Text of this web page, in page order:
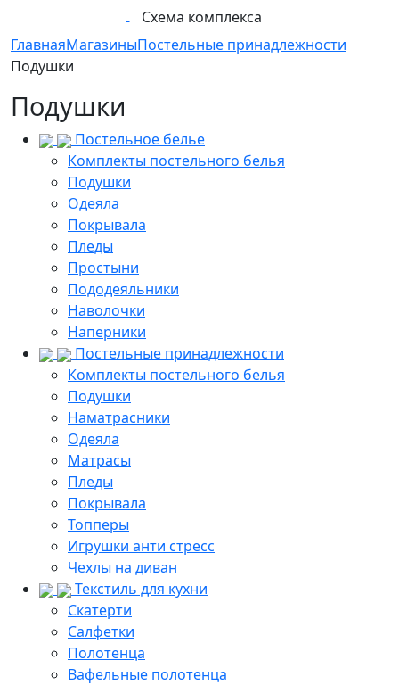
Схема комплекса
ГлавнаяМагазиныПостельные принадлежности
Подушки
Подушки
Постельное белье
Комплекты постельного белья
Подушки
Одеяла
Покрывала
Пледы
Простыни
Пододеяльники
Наволочки
Наперники
Постельные принадлежности
Комплекты постельного белья
Подушки
Наматрасники
Одеяла
Матрасы
Пледы
Покрывала
Топперы
Игрушки анти стресс
Чехлы на диван
Текстиль для кухни
Скатерти
Салфетки
Полотенца
Вафельные полотенца